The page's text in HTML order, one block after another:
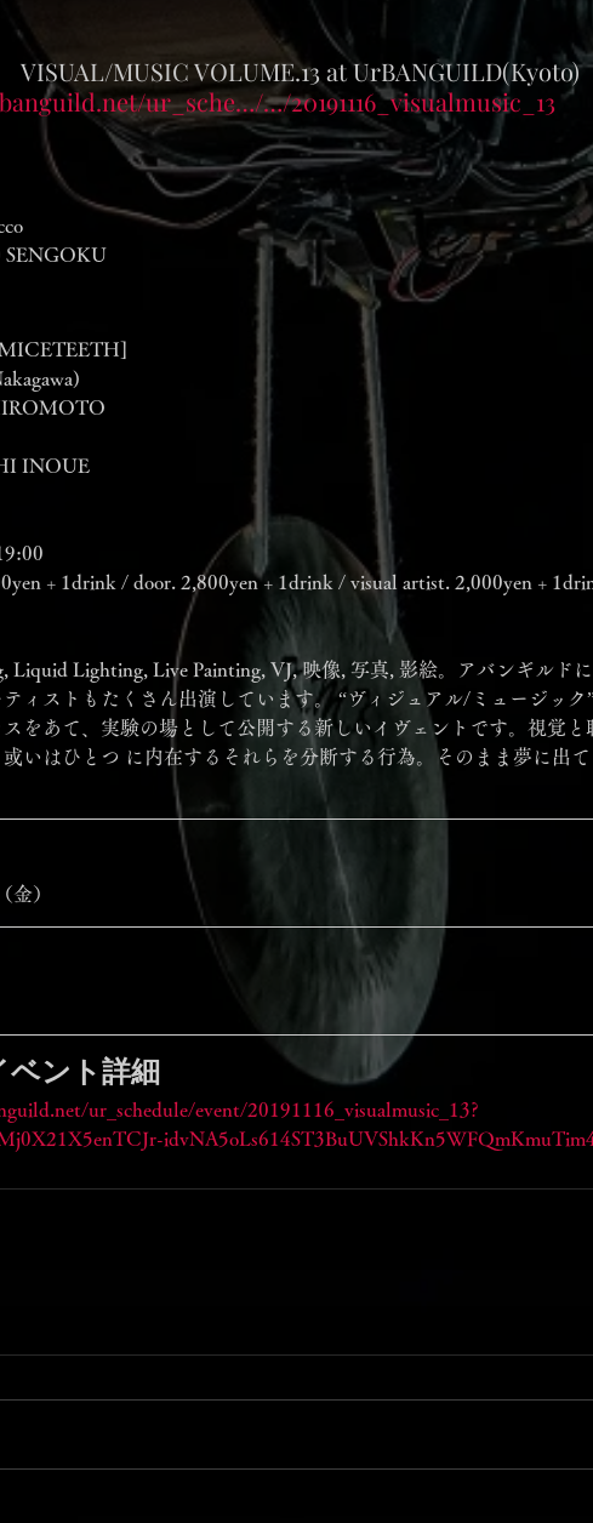
　VISUAL/MUSIC VOLUME.13 at UrBANGUILD(Kyoto)
ur_sche…/…/20191116_visualmusic_13
SENGOKU
INOUE
+ 1drink / door. 2,800yen + 1drink / visual artist. 2,000yen +
Liquid Lighting, Live Painting, VJ, 映像, 写真, 影絵。アバンギルド
ィストもたくさん出演しています。 “ヴィジュアル/ミュージック
スをあて、実験の場として公開する新しいイヴェントです。視覚と
いはひとつ に内在するそれらを分断する行為。そのまま夢に出
金）
ント詳細
ur_schedule/event/20191116_visualmusic_13?